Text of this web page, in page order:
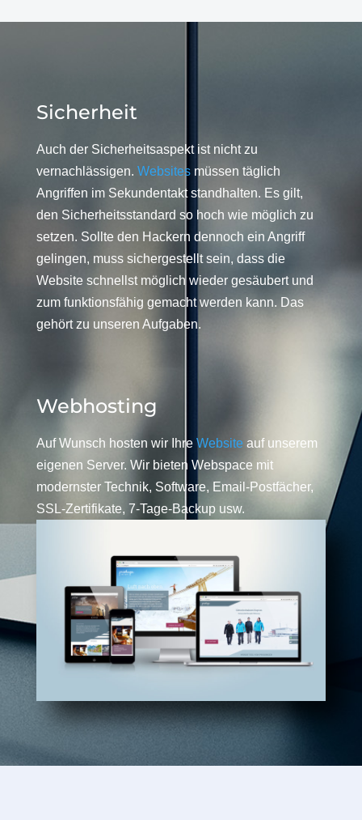
Sicherheit
Auch der Sicherheitsaspekt ist nicht zu
vernachlässigen. Websitesmüssen täglich
Angriffen im Sekundentakt standhalten. Es gilt,
den Sicherheitsstandard so hoch wie möglich zu
setzen. Sollte den Hackern dennoch ein Angriff
gelingen, muss sichergestellt sein, dass die
Website schnellst möglich wieder gesäubert und
zum funktionsfähig gemacht werden kann. Das
gehört zu unseren Aufgaben.
Webhosting
Auf Wunsch hosten wir Ihre Website auf unserem
eigenen Server. Wir bieten Webspace mit
modernster Technik, Software, Email-Postfächer,
SSL-Zertifikate, 7-Tage-Backup usw.